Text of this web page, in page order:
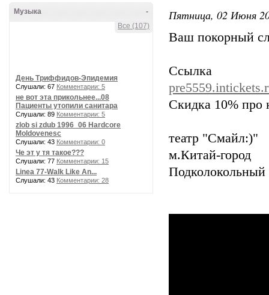
-
Музыка
Все (107)
День Триффидов-Эпидемия
Слушали: 67 Комментарии: 5
не вот эта прикольнее...08
Пациенты утопили санитара
Слушали: 89 Комментарии: 5
zlob si zdub 1996_06 Hardcore
Moldovenesc
Слушали: 43 Комментарии: 0
Че эт у тя такое???
Слушали: 77 Комментарии: 15
Linea 77-Walk Like An...
Слушали: 43 Комментарии: 28
Пятница, 02 Июня
Ваш покорный
Скидка 10%
театр "Смайл:)"
м.Китай-город
Подколокольный